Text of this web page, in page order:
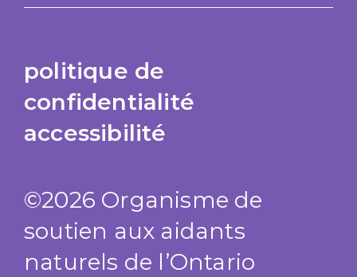
politique de
confidentialité
accessibilité
©2026 Organisme de
soutien aux aidants
naturels de l’Ontario